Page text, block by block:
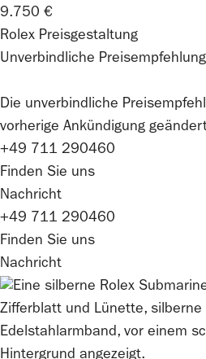
9.750 €
Rolex Preisgestaltung
Unverbindliche
Die unverbindliche
vorherige Ankündigung
+49 711 290460
Finden Sie uns
Nachricht
+49 711 290460
Finden Sie uns
Nachricht